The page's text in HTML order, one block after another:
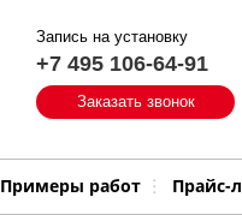
Запись на установку
+7 495 106-64-91
Заказать звонок
Примеры работ Прайс-
Бренд